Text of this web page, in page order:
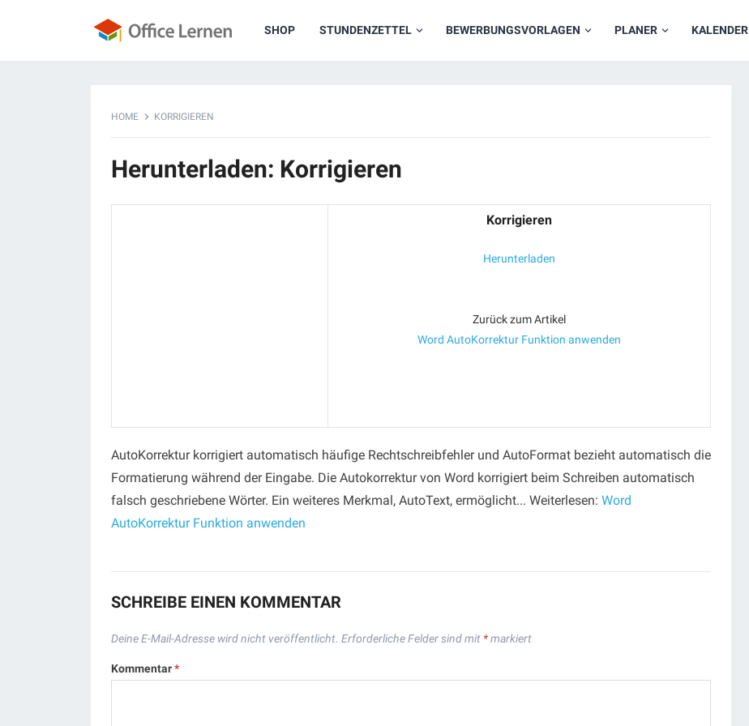
SHOP STUNDENZETTEL BEWERBUNGSVORLAGEN PLANER KALENDER
HOME KORRIGIEREN
Herunterladen: Korrigieren
Korrigieren
Herunterladen
Zurück zum Artikel
Word AutoKorrektur Funktion anwenden
AutoKorrektur korrigiert automatisch häufige Rechtschreibfehler und AutoFormat bezieht automatisch die
Formatierung während der Eingabe. Die Autokorrektur von Word korrigiert beim Schreiben automatisch
falsch geschriebene Wörter. Ein weiteres Merkmal, AutoText, ermöglicht... Weiterlesen: Word
AutoKorrektur Funktion anwenden
SCHREIBE EINEN KOMMENTAR
Deine E-Mail-Adresse wird nicht veröffentlicht. Erforderliche Felder sind mit *markiert
Kommentar*